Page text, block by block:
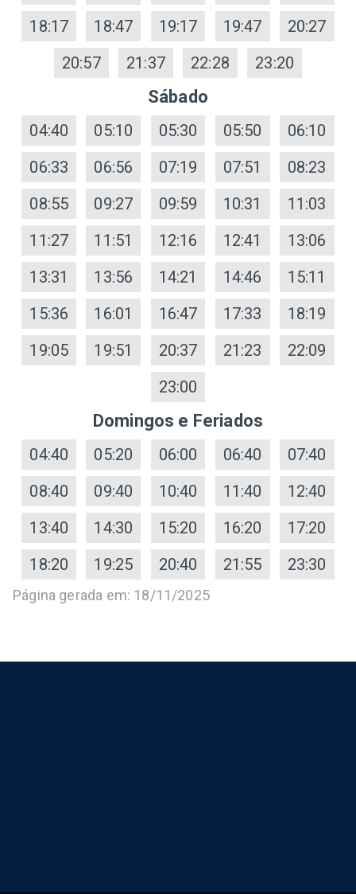
18:17
18:47 19:17 19:47
20:27
20:57
21:37 22:28 23:20
Sábado
04:40 05:10 05:30 05:50
06:10
06:33
06:56 07:19 07:51
08:23
08:55
09:27 09:59 10:31
11:03
11:27
11:51 12:16 12:41
13:06
13:31
13:56 14:21 14:46
15:11
15:36
16:01 16:47 17:33
18:19
19:05
19:51 20:37 21:23
22:09
23:00
Domingos e Feriados
04:40 05:20 06:00 06:40
07:40
08:40
09:40 10:40 11:40
12:40
13:40
14:30 15:20 16:20
17:20
18:20
19:25 20:40 21:55 23:30
Página gerada em: 18/11/2025